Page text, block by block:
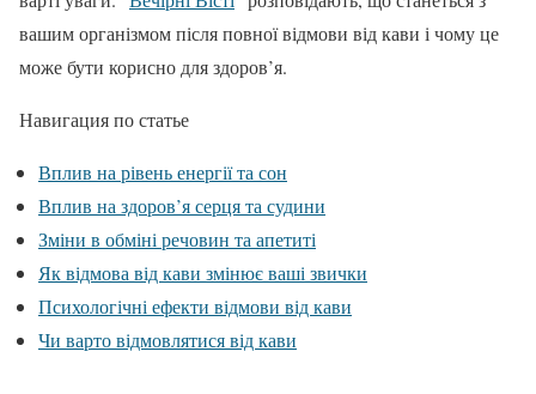
вашим організмом після повної відмови від кави і чому це
може бути корисно для здоров’я.
Навигация по статье
Вплив на рівень енергії та сон
Вплив на здоров’я серця та судини
Зміни в обміні речовин та апетиті
Як відмова від кави змінює ваші звички
Психологічні ефекти відмови від кави
Чи варто відмовлятися від кави